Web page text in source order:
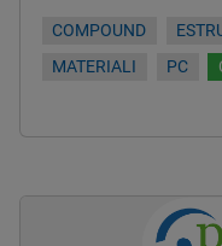
COMPOUND
MATERIALI
PC